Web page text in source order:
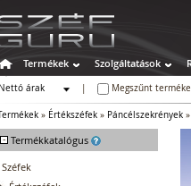
Termékek Szolgáltatások
Nettó árak
Megszűnt
» Értékszéfek » Páncélszekrények »
- Termékkatalógus
Széfek